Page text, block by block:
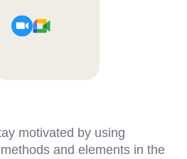
motivated by using
and elements in the